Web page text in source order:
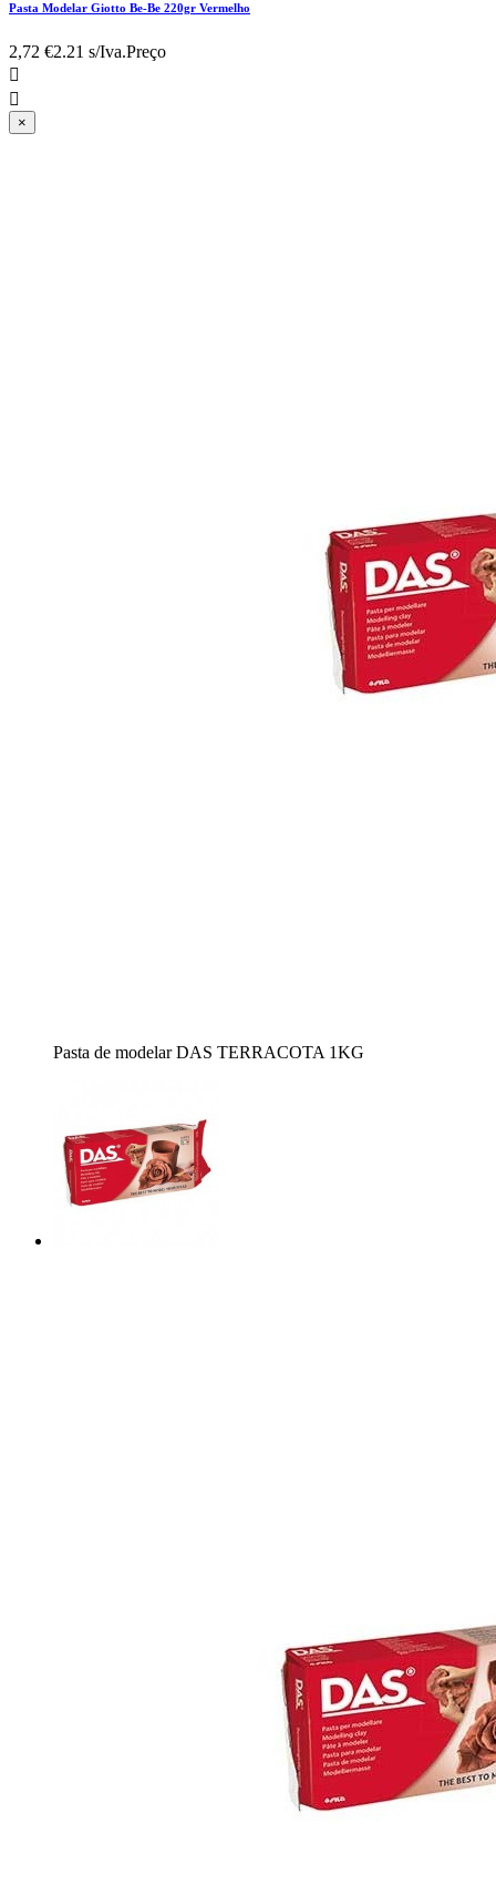
Pasta Modelar Giotto Be-Be 220gr Vermelho
2,72 €2.21 s/Iva.Preço


×
Pasta de modelar DAS TERRACOTA 1KG